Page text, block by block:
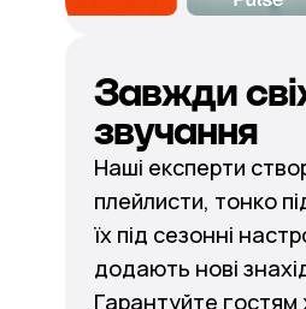
Завжди
звучання
Наші експерти
плейлисти, тонко
їх під сезонні
додають нові
Гарантуйте гостям